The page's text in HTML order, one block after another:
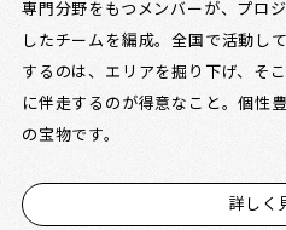
専門分野をもつメンバーが、プロ
したチームを編成。全国で活動し
するのは、エリアを掘り下げ、そ
に伴走するのが得意なこと。個性
の宝物です。
詳しく